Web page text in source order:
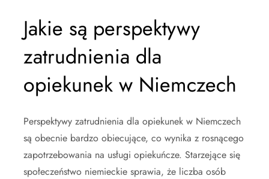
Jakie są perspektywy
zatrudnienia dla
opiekunek w Niemczech
Perspektywy zatrudnienia dla opiekunek w Niemczech
są obecnie bardzo obiecujące, co wynika z rosnącego
zapotrzebowania na usługi opiekuńcze. Starzejące się
społeczeństwo niemieckie sprawia, że liczba osób